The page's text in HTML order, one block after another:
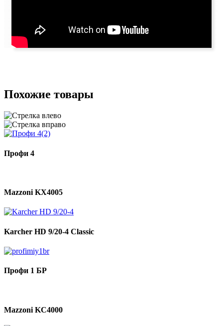
Похожие товары
Профи 4
Mazzoni KX4005
Karcher HD 9/20-4 Classic
Профи 1 БР
Mazzoni KC4000